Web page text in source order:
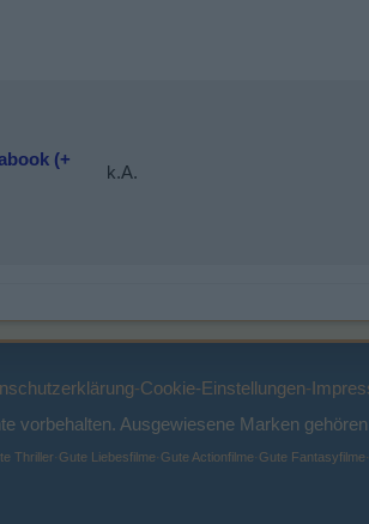
(+
k.A.
-Cookie-Einstellungen-
vorbehalten. Ausgewiesene Marken
Thriller· Gute Liebesfilme· Gute Actionfilme· Gute Fantasyfilme·